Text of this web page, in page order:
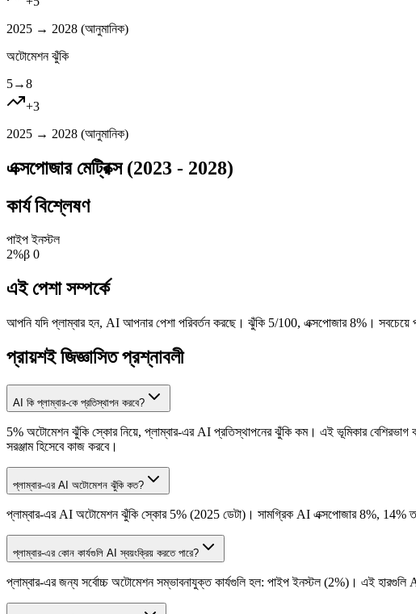
2025 → 2028 (আনুমানিক)
অটোমেশন ঝুঁকি
5→8
+3
2025 → 2028 (আনুমানিক)
এক্সপোজার মেট্রিক্স (2023 - 2028)
কার্য বিশ্লেষণ
পাইপ ইনস্টল
2%β 0
এই পেশা সম্পর্কে
আপনি যদি প্লাম্বার হন, AI আপনার পেশা পরিবর্তন করছে। ঝুঁকি 5/100, এক্সপোজার 8%।
প্রায়শই জিজ্ঞাসিত প্রশ্নাবলী
AI কি প্লাম্বার-কে প্রতিস্থাপন করবে?
5% অটোমেশন ঝুঁকি স্কোর নিয়ে, প্লাম্বার-এর AI প্রতিস্থাপনের ঝুঁকি কম। এই ভূমিকার বেশিরভাগ
সরঞ্জাম হিসেবে কাজ করবে।
প্লাম্বার-এর AI অটোমেশন ঝুঁকি কত?
প্লাম্বার-এর AI অটোমেশন ঝুঁকি স্কোর 5% (2025 ডেটা)। সামগ্রিক AI এক্সপোজার 8%, 14%
প্লাম্বার-এর কোন কার্যগুলি AI স্বয়ংক্রিয় করতে পারে?
প্লাম্বার-এর জন্য সর্বোচ্চ অটোমেশন সম্ভাবনাযুক্ত কার্যগুলি হল: পাইপ ইনস্টল (2%)। এই হারগুলি